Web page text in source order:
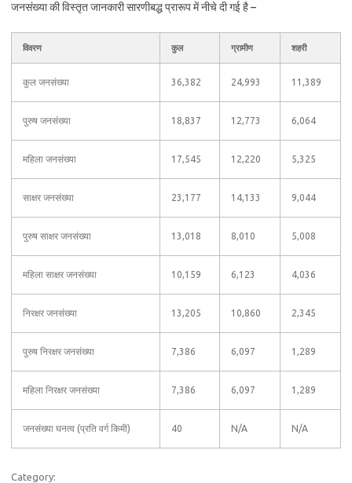
जनसंख्या की विस्तृत जानकारी सारणीबद्ध प्रारूप में नीचे दी गई है –
विवरण कुल ग्रामीण शहरी
कुल जनसंख्या 36,382 24,993 11,389
पुरुष जनसंख्या 18,837 12,773 6,064
महिला जनसंख्या 17,545 12,220 5,325
साक्षर जनसंख्या 23,177 14,133 9,044
पुरुष साक्षर जनसंख्या 13,018 8,010 5,008
महिला साक्षर जनसंख्या 10,159 6,123 4,036
निरक्षर जनसंख्या 13,205 10,860 2,345
पुरुष निरक्षर जनसंख्या 7,386 6,097 1,289
महिला निरक्षर जनसंख्या 7,386 6,097 1,289
जनसंख्या घनत्व (प्रति वर्ग किमी) 40 N/A N/A
Category: